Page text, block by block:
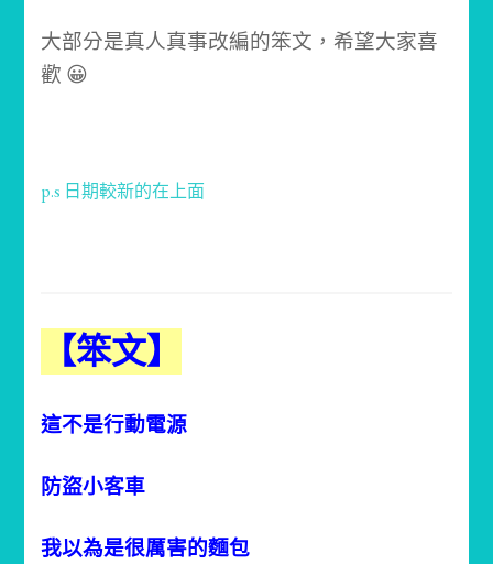
大部分是真人真事改編的笨文， 希望大家喜
歡 😀
p.s 日期較新的在上面
【笨文】
這不是行動電源
防盜小客車
我以為是很厲害的麵包